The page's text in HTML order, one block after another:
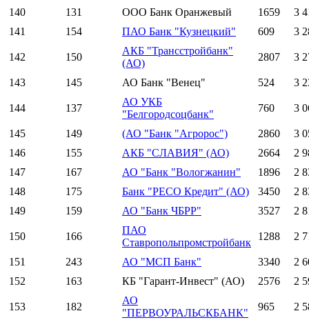
140
131 ООО Банк Оранжевый 1659
3
141
154 ПАО Банк "Кузнецкий" 609 3
142 150
АКБ "Трансстройбанк"
(АО)
2807 3
143 145 АО Банк "Венец" 524 3
144 137
АО УКБ
"Белгородсоцбанк"
760 3
145 149 (АО "Банк "Агророс") 2860
3
146
155 АКБ "СЛАВИЯ" (АО) 2664
2
147
167 АО "Банк "Вологжанин" 1896
2
148
175 Банк "РЕСО Кредит" (АО) 3450
2
149
159 АО "Банк ЧБРР" 3527 2
150 166
ПАО
Ставропольпромстройбанк
1288 2
151 243 АО "МСП Банк" 3340
2
152
163 КБ "Гарант-Инвест" (АО) 2576 2
153 182
АО
"ПЕРВОУРАЛЬСКБАНК"
965 2